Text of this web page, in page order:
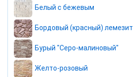
Белый с бежевым
Бордовый (красный) лемезит
Бурый "Серо-малиновый"
Желто-розовый